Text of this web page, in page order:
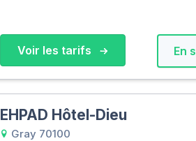
Voir les tarifs En
EHPAD Hôtel-Dieu
Gray 70100